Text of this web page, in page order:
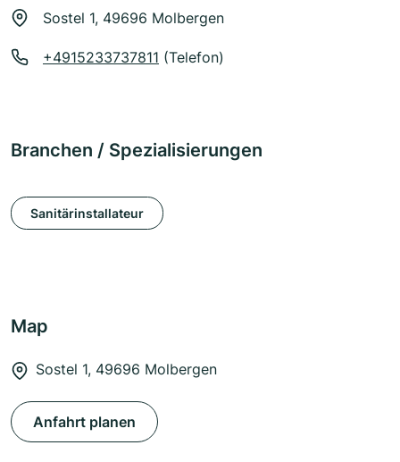
Sostel 1, 49696 Molbergen
+4915233737811 (Telefon)
Branchen / Spezialisierungen
Sanitärinstallateur
Map
Sostel 1, 49696 Molbergen
Anfahrt planen